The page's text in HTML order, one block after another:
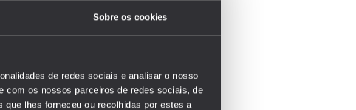
Sobre os cookies
de redes sociais e analisar o nosso
com os nossos parceiros de redes sociais, de
que lhes forneceu ou recolhidas por estes a